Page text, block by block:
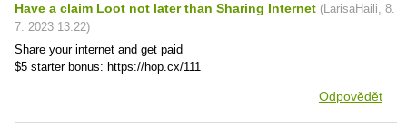
Have a claim Loot not later than Sharing Internet (LarisaHaili, 8.
7. 2023 13:22)
Share your internet and get paid
$5 starter bonus: https://hop.cx/111
Odpovědět